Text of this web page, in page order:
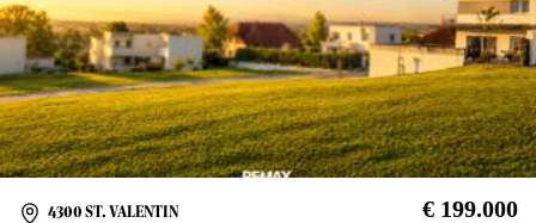
4300 ST. VALENTIN € 199.000